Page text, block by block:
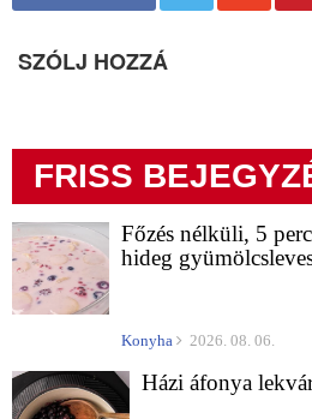
SZÓLJ HOZZÁ
FRISS
Főzés nélküli, 5
hideg
Konyha 2026. 08. 06.
Házi áfonya